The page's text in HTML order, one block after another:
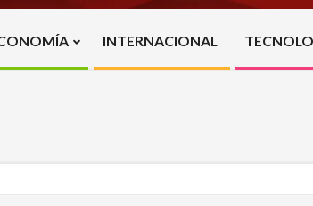
Primary
Navigation
INTERNACIONAL